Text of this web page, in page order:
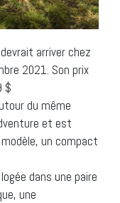
arriver chez
2021. Son prix
$
du même
et est
un compact
dans une paire
une